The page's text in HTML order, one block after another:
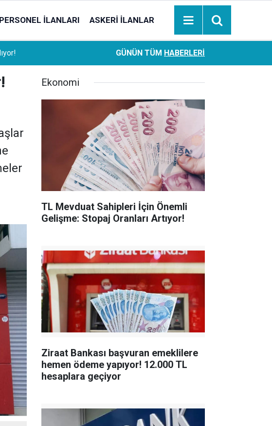
PERSONEL İLANLARI ASKERI İLANLAR
Ziraat Bankası başvuran emeklilere hemen ödeme
hesaplara geçiyor
GÜNÜN TÜM HABERLERI
Ekonomi
TL Mevduat Sahipleri İçin Önemli
Gelişme: Stopaj Oranları Artıyor!
Ziraat Bankası başvuran emeklilere
hemen ödeme yapıyor! 12.000 TL
hesaplara geçiyor